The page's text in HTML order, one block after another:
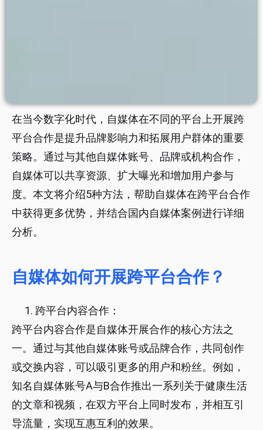
在当今数字化时代，自媒体在不同的平台上开展跨
平台合作是提升品牌影响力和拓展用户群体的重要
策略。通过与其他自媒体账号、品牌或机构合作，
自媒体可以共享资源、扩大曝光和增加用户参与
度。本文将介绍5种方法，帮助自媒体在跨平台合作
中获得更多优势，并结合国内自媒体案例进行详细
分析。
自媒体如何开展跨平台合作？
跨平台内容合作：
跨平台内容合作是自媒体开展合作的核心方法之
一。通过与其他自媒体账号或品牌合作，共同创作
或交换内容，可以吸引更多的用户和粉丝。例如，
知名自媒体账号A与B合作推出一系列关于健康生活
的文章和视频，在双方平台上同时发布，并相互引
导流量，实现互惠互利的效果。